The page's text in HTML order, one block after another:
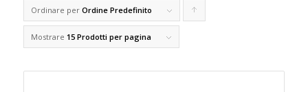
Ordinare per Ordine Predefinito
i
Mostrare 15 Prodotti per pagina